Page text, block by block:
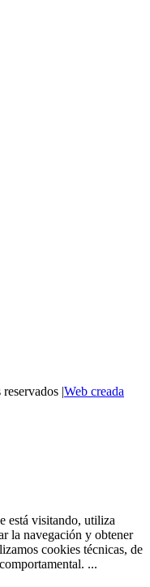
|Web creada
visitando, utiliza
la navegación y obtener
cookies técnicas, de
...